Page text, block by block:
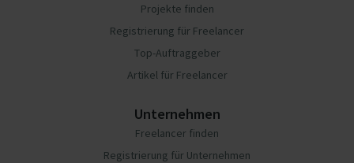
Projekte finden
Registrierung für Freelancer
Top-Auftraggeber
Artikel für Freelancer
Unternehmen
Freelancer finden
Registrierung für Unternehmen